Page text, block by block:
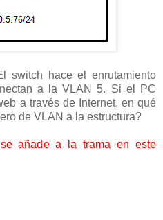
switch hace el enrutamiento
a la VLAN 5. Si el PC
a través de Internet, en qué
de VLAN a la estructura?
añade a la trama en este